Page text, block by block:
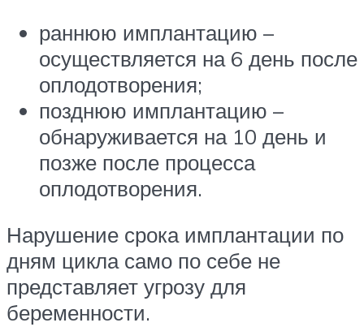
раннюю имплантацию –
осуществляется на 6 день после
оплодотворения;
позднюю имплантацию –
обнаруживается на 10 день и
позже после процесса
оплодотворения.
Нарушение срока имплантации по
дням цикла само по себе не
представляет угрозу для
беременности.